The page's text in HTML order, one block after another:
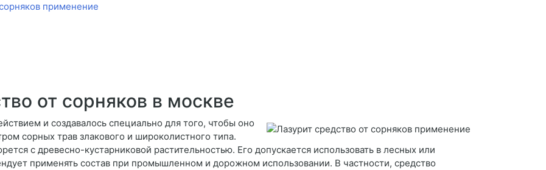
применение
от сорняков в москве
и создавалось специально для того, чтобы оно
сорных трав злакового и широколистного типа.
с древесно-кустарниковой растительностью. Его допускается использовать в лесных или
применять состав при промышленном и дорожном использовании. В частности, средство